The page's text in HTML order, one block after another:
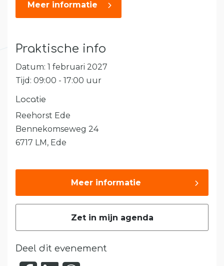
Meer informatie
Praktische info
Datum: 1 februari 2027
Tijd: 09:00 - 17:00 uur
Locatie
Reehorst Ede
Bennekomseweg 24
6717 LM, Ede
Meer informatie
Zet in mijn agenda
Deel dit evenement